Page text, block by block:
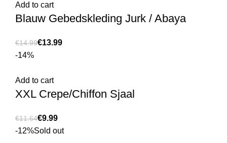
Add to cart
Blauw Gebedskleding Jurk / Abaya
€14.99€13.99
-14%
Add to cart
XXL Crepe/Chiffon Sjaal
€11.64€9.99
-12%Sold out